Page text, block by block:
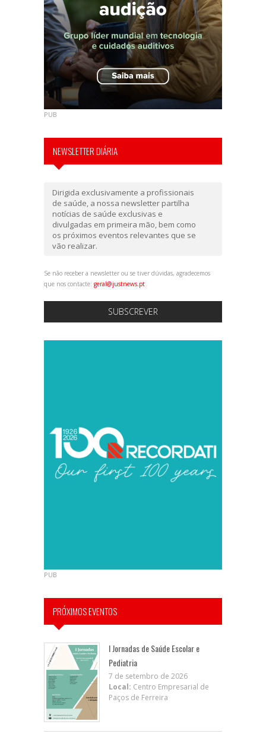
PUB
NEWSLETTER DIÁRIA
Dirigida exclusivamente a profissionais
de saúde, a nossa newsletter partilha
notícias de saúde exclusivas e
divulgadas em primeira mão, bem como
os próximos eventos relevantes que se
vão realizar.
Se não receber a newsletter ou se tiver dúvidas, agradecemos
que nos contacte: geral@justnews.pt
SUBSCREVER
PUB
PRÓXIMOS EVENTOS
I Jornadas de Saúde Escolar e
Pediatria
7 de setembro de 2026
Local: Centro Empresarial de
Paços de Ferreira